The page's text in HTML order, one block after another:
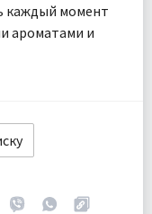
каждый момент
ароматами и